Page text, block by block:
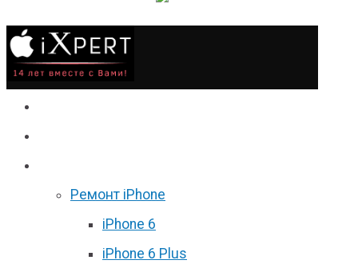
Ремонт iPhone
iPhone 6
iPhone 6 Plus